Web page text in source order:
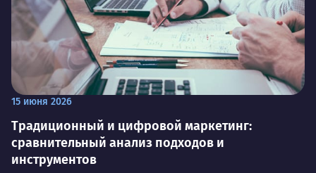
15 июня 2026
Традиционный и цифровой маркетинг:
сравнительный анализ подходов и
инструментов